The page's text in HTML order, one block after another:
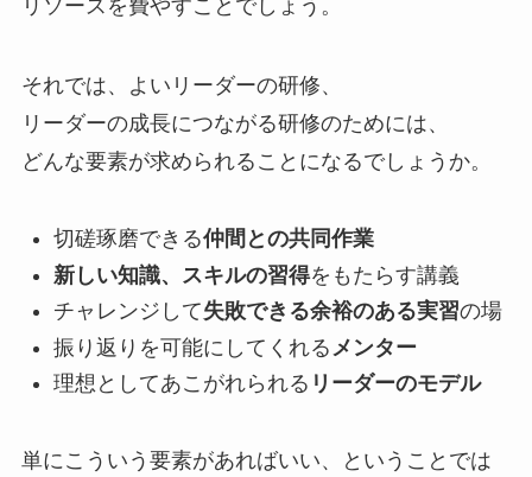
リソースを費やすことでしょう。
それでは、よいリーダーの研修、
リーダーの成長につながる研修のためには、
どんな要素が求められることになるでしょうか。
切磋琢磨できる仲間との共同作業
新しい知識、スキルの習得をもたらす講義
チャレンジして失敗できる余裕のある実習の場
振り返りを可能にしてくれる メンター
理想としてあこがれられる リーダーのモデル
単にこういう要素があればいい、ということでは